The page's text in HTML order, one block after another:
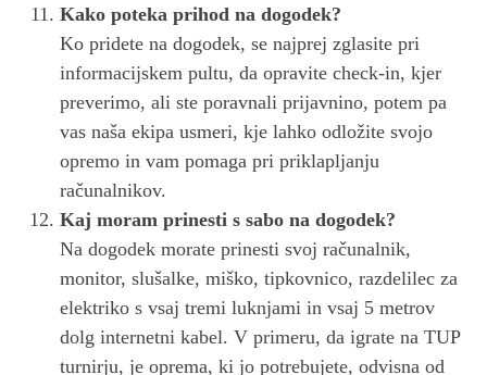
Kako poteka prihod na dogodek?
Ko pridete na dogodek, se najprej zglasite pri
informacijskem pultu, da opravite check-in, kjer
preverimo, ali ste poravnali prijavnino, potem pa
vas naša ekipa usmeri, kje lahko odložite svojo
opremo in vam pomaga pri priklapljanju
računalnikov.
Kaj moram prinesti s sabo na dogodek?
Na dogodek morate prinesti svoj računalnik,
monitor, slušalke, miško, tipkovnico, razdelilec za
elektriko s vsaj tremi luknjami in vsaj 5 metrov
dolg internetni kabel. V primeru, da igrate na TUP
turnirju, je oprema, ki jo potrebujete, odvisna od